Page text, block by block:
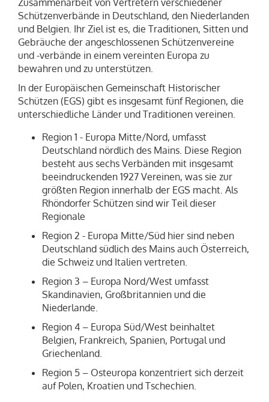
Zusammenarbeit von Vertretern verschiedener
Schützenverbände in Deutschland, den Niederlanden
und Belgien. Ihr Ziel ist es, die Traditionen, Sitten und
Gebräuche der angeschlossenen Schützenvereine
und -verbände in einem vereinten Europa zu
bewahren und zu unterstützen.
In der Europäischen Gemeinschaft Historischer
Schützen (EGS) gibt es insgesamt fünf Regionen, die
unterschiedliche Länder und Traditionen vereinen.
Region 1 - Europa Mitte/Nord, umfasst
Deutschland nördlich des Mains. Diese Region
besteht aus sechs Verbänden mit insgesamt
beeindruckenden 1927 Vereinen, was sie zur
größten Region innerhalb der EGS macht. Als
Rhöndorfer Schützen sind wir Teil dieser
Regionale
Region 2 - Europa Mitte/Süd hier sind neben
Deutschland südlich des Mains auch Österreich,
die Schweiz und Italien vertreten.
Region 3 – Europa Nord/West umfasst
Skandinavien, Großbritannien und die
Niederlande.
Region 4 – Europa Süd/West beinhaltet
Belgien, Frankreich, Spanien, Portugal und
Griechenland.
Region 5 – Osteuropa konzentriert sich derzeit
auf Polen, Kroatien und Tschechien.